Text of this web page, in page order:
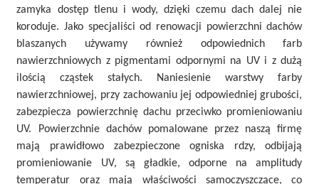
zamyka dostęp tlenu i wody, dzięki czemu dach dalej nie
koroduje. Jako specjaliści od renowacji powierzchni dachów
blaszanych używamy również odpowiednich farb
nawierzchniowych z pigmentami odpornymi na UV i z dużą
ilością cząstek stałych. Naniesienie warstwy farby
nawierzchniowej, przy zachowaniu jej odpowiedniej grubości,
zabezpiecza powierzchnię dachu przeciwko promieniowaniu
UV. Powierzchnie dachów pomalowane przez naszą firmę
mają prawidłowo zabezpieczone ogniska rdzy, odbijają
promieniowanie UV, są gładkie, odporne na amplitudy
temperatur oraz mają właściwości samoczyszczące, co